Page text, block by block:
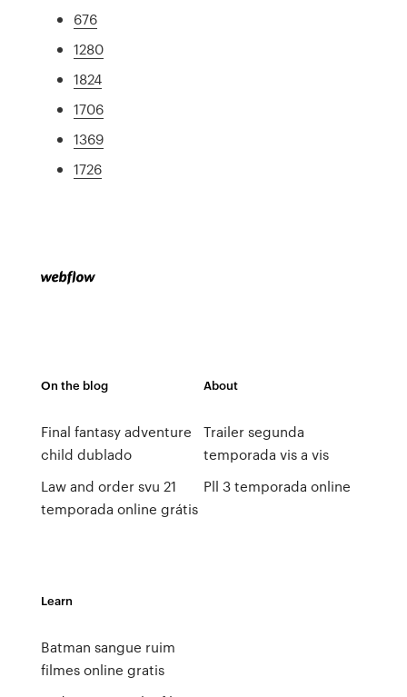
676
1280
1824
1706
1369
1726
On the blog
Final fantasy adventure
child dublado
Law and order svu 21
temporada online grátis
About
Trailer segunda
temporada vis a vis
Pll 3 temporada online
Learn
Batman sangue ruim
filmes online gratis